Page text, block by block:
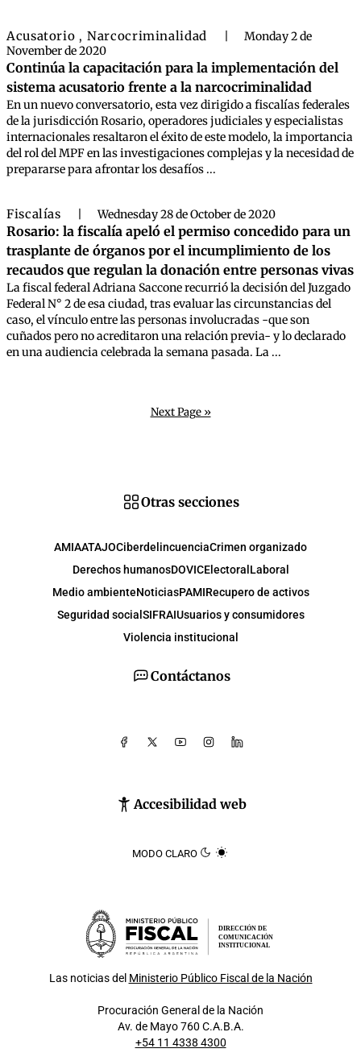
Acusatorio , Narcocriminalidad
Monday 2 de
November de 2020
Continúa la capacitación para la implementación del
sistema acusatorio frente a la narcocriminalidad
En un nuevo conversatorio, esta vez dirigido a fiscalías federales
de la jurisdicción Rosario, operadores judiciales y especialistas
internacionales resaltaron el éxito de este modelo, la importancia
del rol del MPF en las investigaciones complejas y la necesidad de
prepararse para afrontar los desafíos ...
Fiscalías Wednesday 28 de October de 2020
Rosario: la fiscalía apeló el permiso concedido para un
trasplante de órganos por el incumplimiento de los
recaudos que regulan la donación entre personas vivas
La fiscal federal Adriana Saccone recurrió la decisión del Juzgado
Federal N° 2 de esa ciudad, tras evaluar las circunstancias del
caso, el vínculo entre las personas involucradas -que son
cuñados pero no acreditaron una relación previa- y lo declarado
en una audiencia celebrada la semana pasada. La ...
Next Page »
Contáctanos
Accesibilidad web
MODO CLARO
Otras secciones
AMIAATAJOCiberdelincuenciaCrimen organizado
Derechos humanosDOVICElectoral Laboral
Medio ambienteNoticiasPAMIRecupero de activos
Seguridad social SIFRAIUsuarios y consumidores
Violencia institucional
DIRECCIÓN DE
COMUNICACIÓN
INSTITUCIONAL
Las noticias del Ministerio Público Fiscal de la Nación
Procuración General de la Nación
Av. de Mayo 760 C.A.B.A.
+54 11 4338 4300